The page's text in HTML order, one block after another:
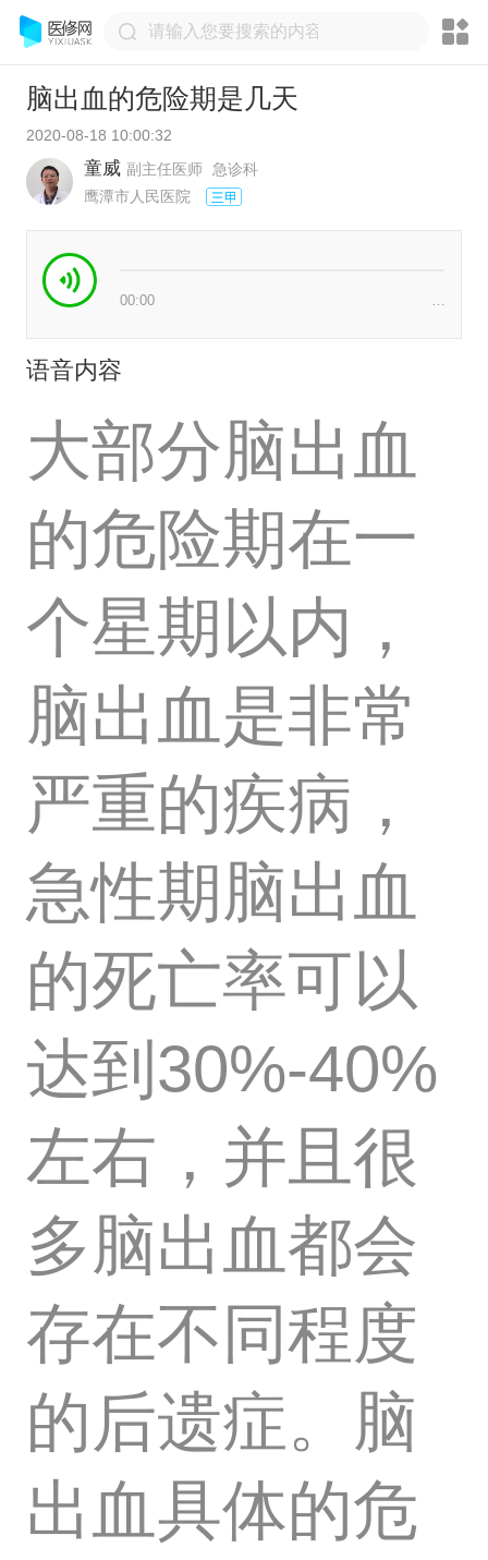
脑出血的危险期是几天
2020-08-18 10:00:32
童威 副主任医师 急诊科
鹰潭市人民医院
00:00 …
语音内容
大部分脑出血
的危险期在一
个星期以内，
脑出血是非常
严重的疾病，
急性期脑出血
的死亡率可以
达到30%-40%
左右，并且很
多脑出血都会
存在不同程度
的后遗症。脑
出血具体的危